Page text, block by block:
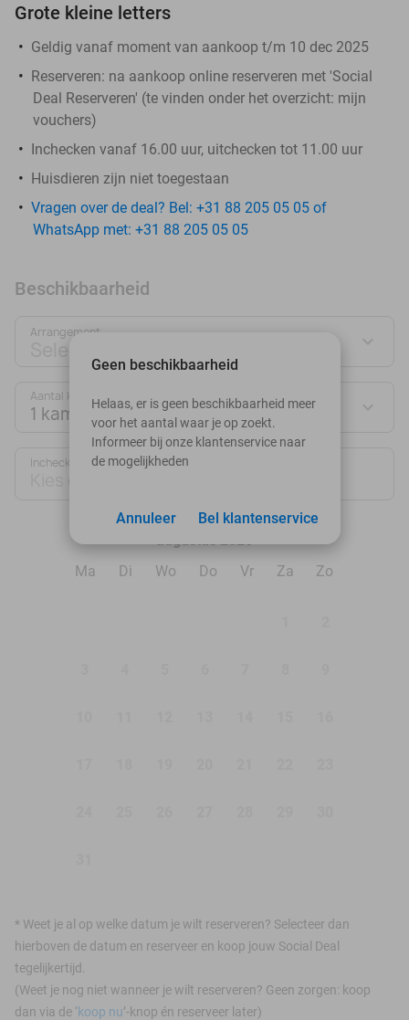
Grote kleine letters
Geldig vanaf moment van aankoop t/m 10 dec 2025
Reserveren: na aankoop online reserveren met 'Social
Deal Reserveren' (te vinden onder het overzicht: mijn
vouchers)
Inchecken vanaf 16.00 uur, uitchecken tot 11.00 uur
Huisdieren zijn niet toegestaan
Vragen over de deal? Bel: +31 88 205 05 05 of
WhatsApp met: +31 88 205 05 05
Beschikbaarheid
Arrangement
Selecteer jouw deal
Aantal kamers:
1 kamer
Inchecken
Ma
Di Wo Do Vr Za Zo
* Weet je al op welke datum je wilt reserveren? Selecteer dan
hierboven de datum en reserveer en koop jouw Social Deal
tegelijkertijd.
(Weet je nog niet wanneer je wilt reserveren? Geen zorgen: koop
dan via de ‘koop nu’-knop én reserveer later)
Geen beschikbaarheid
Helaas, er is geen beschikbaarheid meer
voor het aantal waar je op zoekt.
Informeer bij onze klantenservice naar
de mogelijkheden
Bel klantenservice
Annuleer